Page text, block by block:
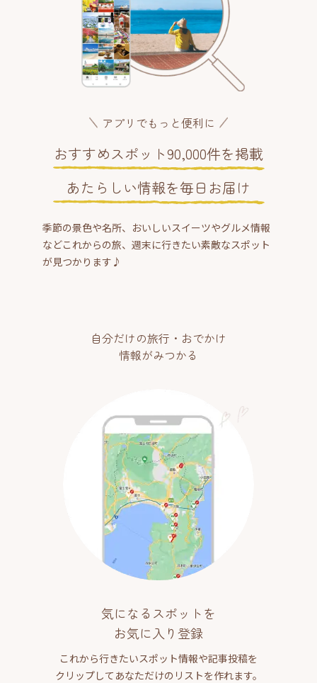
アプリでもっと便利に
おすすめスポット90,000件を掲載
あたらしい情報を毎日お届け
季節の景色や名所、おいしいスイーツやグルメ情報
などこれからの旅、週末に行きたい素敵なスポット
が見つかります♪
自分だけの旅行・おでかけ
情報がみつかる
気になるスポットを
お気に入り登録
これから行きたいスポット情報や記事投稿を
クリップしてあなただけのリストを作れます。